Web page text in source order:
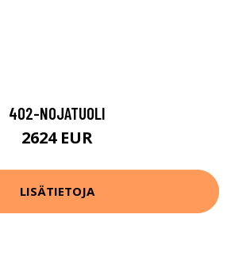
402-NOJATUOLI
2624 EUR
LISÄTIETOJA